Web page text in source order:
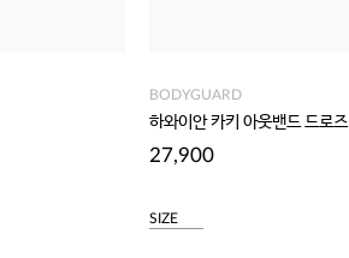
BODYGUARD
하와이안 카키 아웃밴드 드로즈
27,900
SIZE